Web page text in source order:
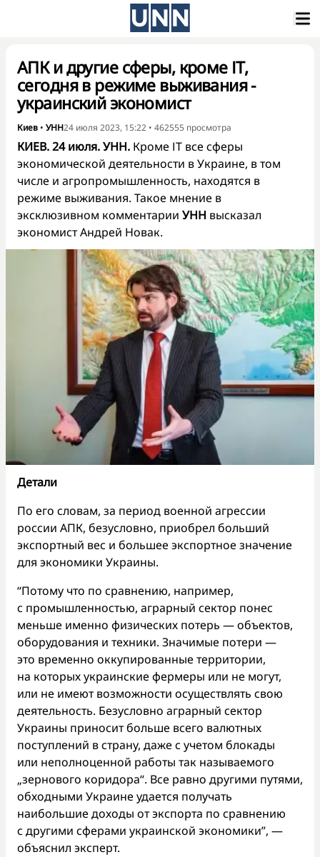
АПК и другие сферы, кроме ІТ,
сегодня в режиме выживания -
украинский экономист
Киев • УНН24 июля 2023, 15:22 • 462555 просмотра
КИЕВ. 24 июля. УНН. Кроме ІТ все сферы
экономической деятельности в Украине, в том
числе и агропромышленность, находятся в
режиме выживания. Такое мнение в
эксклюзивном комментарии УНН высказал
экономист Андрей Новак.
Детали
По его словам, за период военной агрессии
россии АПК, безусловно, приобрел больший
экспортный вес и большее экспортное значение
для экономики Украины.
“Потому что по сравнению, например,
с промышленностью, аграрный сектор понес
меньше именно физических потерь — объектов,
оборудования и техники. Значимые потери —
это временно оккупированные территории,
на которых украинские фермеры или не могут,
или не имеют возможности осуществлять свою
деятельность. Безусловно аграрный сектор
Украины приносит больше всего валютных
поступлений в страну, даже с учетом блокады
или неполноценной работы так называемого
„зернового коридора“. Все равно другими путями,
обходными Украине удается получать
наибольшие доходы от экспорта по сравнению
с другими сферами украинской экономики”, —
объяснил эксперт.